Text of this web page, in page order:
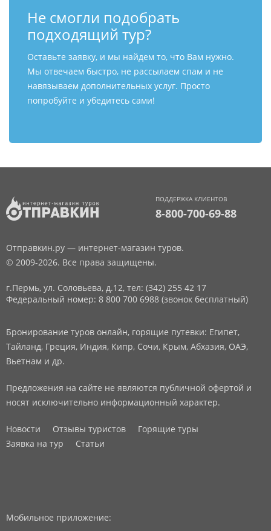
Не смогли подобрать
подходящий тур?
Оставьте заявку, и мы найдем то, что Вам нужно.
Мы отвечаем быстро, не рассылаем спам и не
навязываем дополнительных услуг. Просто
попробуйте и убедитесь сами!
ПОДДЕРЖКА КЛИЕНТОВ
8-800-700-69-88
Отправкин.ру — интернет-магазин туров.
© 2009-2026. Все права защищены.
г.Пермь, ул. Соловьева, д.12, тел: (342) 255 42 17
Федеральный номер: 8 800 700 6988 (звонок бесплатный)
Бронирование туров онлайн, горящие путевки: Египет,
Тайланд, Греция, Индия, Кипр, Сочи, Крым, Абхазия, ОАЭ,
Вьетнам и др.
Предложения на сайте не являются публичной офертой и
носят исключительно информационный характер.
Новости Отзывы туристов
Горящие туры
Заявка на тур
Статьи
Мобильное приложение: